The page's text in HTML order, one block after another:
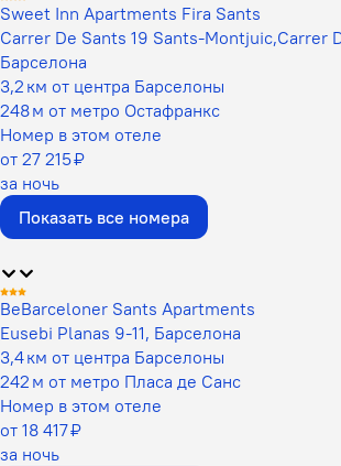
Sweet Inn Apartments Fira Sants
Carrer De Sants 19 Sants-Montjuic,Carrer
Барселона
3,2 км от центра Барселоны
248 м от метро Остафранкс
Номер в этом отеле
от 27 215 ₽
за ночь
Показать все номера
BeBarceloner Sants Apartments
Eusebi Planas 9-11, Барселона
3,4 км от центра Барселоны
242 м от метро Пласа де Санс
Номер в этом отеле
от 18 417 ₽
за ночь